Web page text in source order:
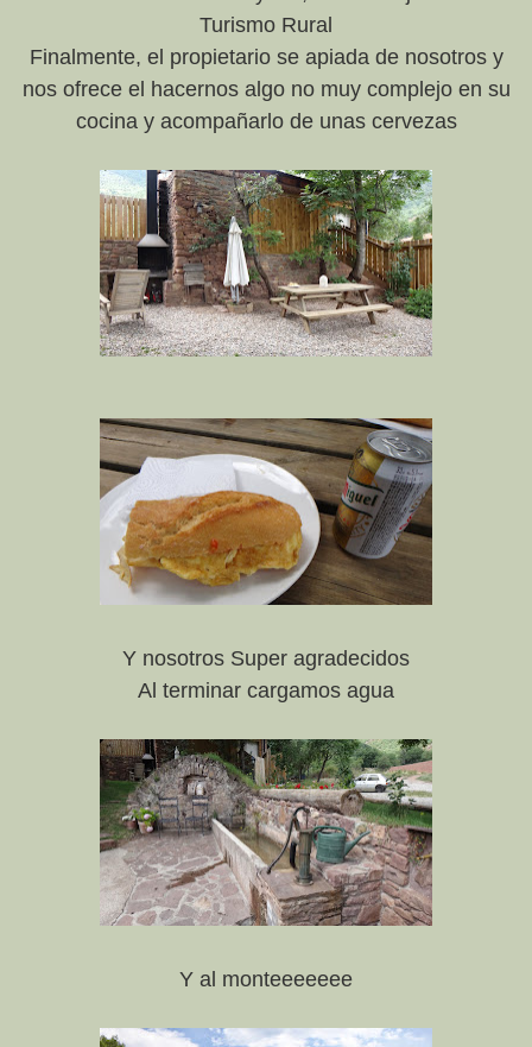
Turismo Rural
Finalmente, el propietario se apiada de nosotros y
nos ofrece el hacernos algo no muy complejo en su
cocina y acompañarlo de unas cervezas
Y nosotros Super agradecidos
Al terminar cargamos agua
Y al monteeeeeee